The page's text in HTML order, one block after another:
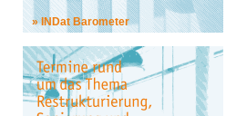
INDat Barometer